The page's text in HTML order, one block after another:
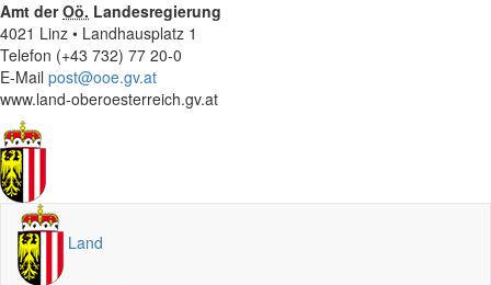
Amt derOö. Landesregierung
4021 Linz • Landhausplatz 1
Telefon (+43 732) 77 20-0
E-Mail post@ooe.gv.at
www.land-oberoesterreich.gv.at
Land